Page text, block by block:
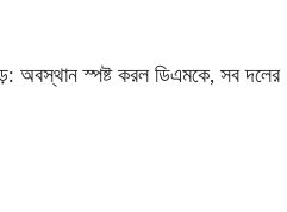
অবস্থান স্পষ্ট করল ডিএমকে, সব দলের